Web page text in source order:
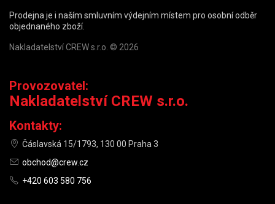
Prodejna je i naším smluvním výdejním místem pro osobní odběr
objednaného zboží.
Nakladatelství CREW s.r.o. © 2026
Provozovatel:
Nakladatelství CREW s.r.o.
Kontakty:
Čáslavská 15/1793, 130 00 Praha 3
obchod@crew.cz
+420 603 580 756